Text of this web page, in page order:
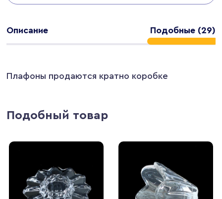
Описание Подобные (29)
Плафоны продаются кратно коробке
Подобный товар